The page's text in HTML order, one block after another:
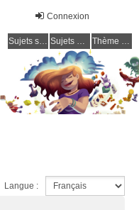
Connexion
Sujets sans réponse Sujets actifs Thème clair / foncé
Langue :